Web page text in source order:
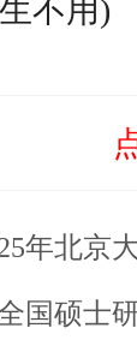
不用)
组，每
年北京
硕士研究生